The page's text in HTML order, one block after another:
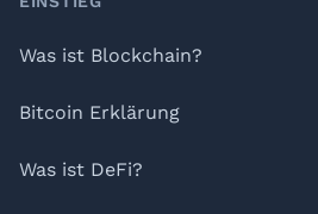
Was ist Blockchain?
Bitcoin Erklärung
Was ist DeFi?